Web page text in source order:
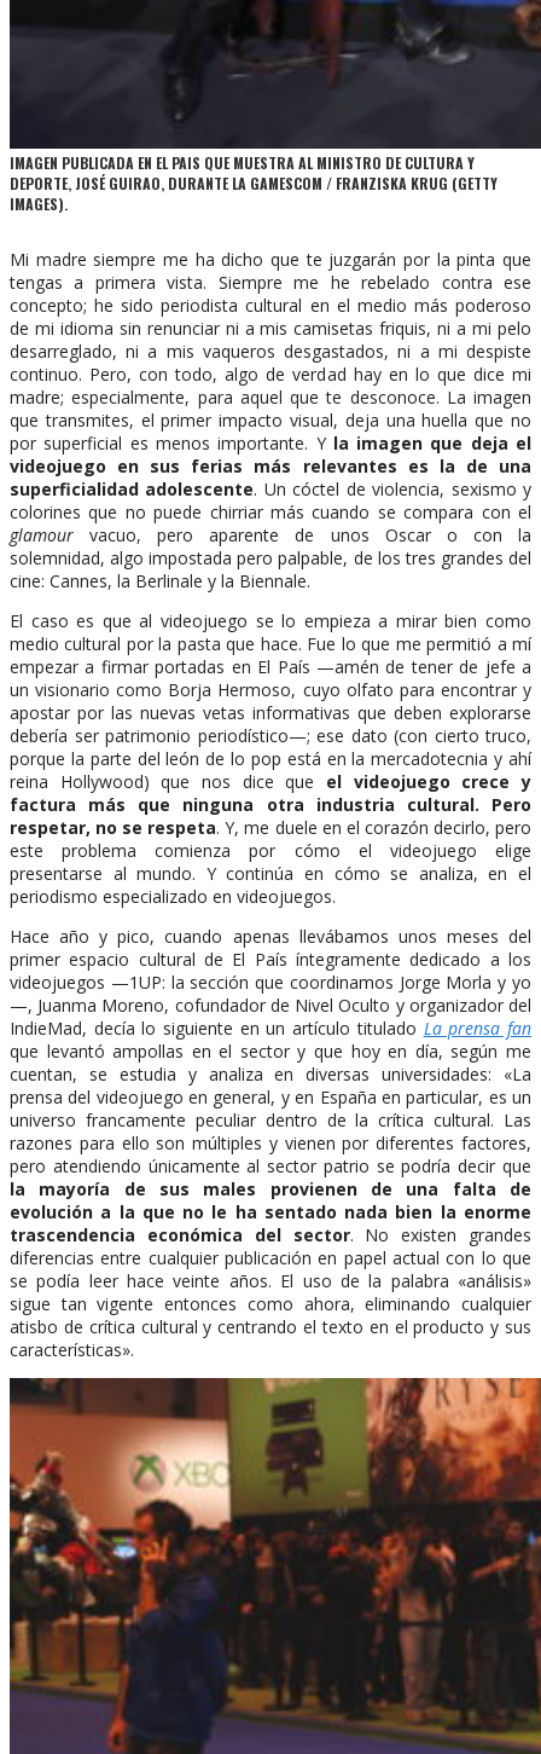
IMAGEN PUBLICADA EN EL PAIS QUE MUESTRA AL MINISTRO DE CULTURA Y
DEPORTE, JOSÉ GUIRAO, DURANTE LA GAMESCOM / FRANZISKA KRUG (GETTY
IMAGES).
Mi madre siempre me ha dicho que te juzgarán por la pinta que
tengas a primera vista. Siempre me he rebelado contra ese
concepto; he sido periodista cultural en el medio más poderoso
de mi idioma sin renunciar ni a mis camisetas friquis, ni a mi pelo
desarreglado, ni a mis vaqueros desgastados, ni a mi despiste
continuo. Pero, con todo, algo de verdad hay en lo que dice mi
madre; especialmente, para aquel que te desconoce. La imagen
que transmites, el primer impacto visual, deja una huella que no
por superficial es menos importante. Yla imagen que deja el
videojuego en sus ferias más relevantes es la de una
superficialidad adolescente. Un cóctel de violencia, sexismo y
colorines que no puede chirriar más cuando se compara con el
glamour vacuo, pero aparente de unos Oscar o con la
solemnidad, algo impostada pero palpable, de los tres grandes del
cine: Cannes, la Berlinale y la Biennale.
El caso es que al videojuego se lo empieza a mirar bien como
medio cultural por la pasta que hace. Fue lo que me permitió a mí
empezar a firmar portadas en El País —amén de tener de jefe a
un visionario como Borja Hermoso, cuyo olfato para encontrar y
apostar por las nuevas vetas informativas que deben explorarse
debería ser patrimonio periodístico—; ese dato (con cierto truco,
porque la parte del león de lo pop está en la mercadotecnia y ahí
reina Hollywood) que nos dice que el videojuego crece y
factura más que ninguna otra industria cultural. Pero
respetar, no se respeta. Y, me duele en el corazón decirlo, pero
este problema comienza por cómo el videojuego elige
presentarse al mundo. Y continúa en cómo se analiza, en el
periodismo especializado en videojuegos.
Hace año y pico, cuando apenas llevábamos unos meses del
primer espacio cultural de El País íntegramente dedicado a los
videojuegos —1UP: la sección que coordinamos Jorge Morla y yo
—, Juanma Moreno, cofundador de Nivel Oculto y organizador del
IndieMad, decía lo siguiente en un artículo titulado La prensa fan
que levantó ampollas en el sector y que hoy en día, según me
cuentan, se estudia y analiza en diversas universidades: «La
prensa del videojuego en general, y en España en particular, es un
universo francamente peculiar dentro de la crítica cultural. Las
razones para ello son múltiples y vienen por diferentes factores,
pero atendiendo únicamente al sector patrio se podría decir que
la mayoría de sus males provienen de una falta de
evolución a la que no le ha sentado nada bien la enorme
trascendencia económica del sector. No existen grandes
diferencias entre cualquier publicación en papel actual con lo que
se podía leer hace veinte años. El uso de la palabra «análisis»
sigue tan vigente entonces como ahora, eliminando cualquier
atisbo de crítica cultural y centrando el texto en el producto y sus
características».